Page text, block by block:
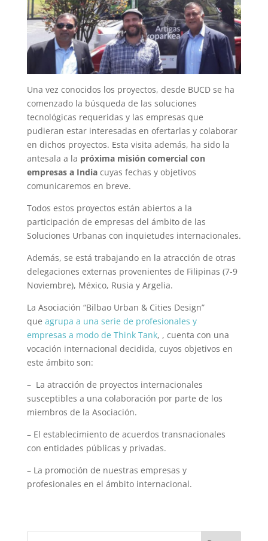
Una vez conocidos los proyectos, desde BUCD se ha
comenzado la búsqueda de las soluciones
tecnológicas requeridas y las empresas que
pudieran estar interesadas en ofertarlas y colaborar
en dichos proyectos. Esta visita además, ha sido la
antesala a la próxima misión comercial con
empresas a India cuyas fechas y objetivos
comunicaremos en breve.
Todos estos proyectos están abiertos a la
participación de empresas del ámbito de las
Soluciones Urbanas con inquietudes internacionales.
Además, se está trabajando en la atracción de otras
delegaciones externas provenientes de Filipinas (7-9
Noviembre), México, Rusia y Argelia.
La Asociación “Bilbao Urban & Cities Design”
que agrupa a una serie de profesionales y
empresas a modo de Think Tank, , cuenta con una
vocación internacional decidida, cuyos objetivos en
este ámbito son:
– La atracción de proyectos internacionales
susceptibles a una colaboración por parte de los
miembros de la Asociación.
– El establecimiento de acuerdos transnacionales
con entidades públicas y privadas.
– La promoción de nuestras empresas y
profesionales en el ámbito internacional.